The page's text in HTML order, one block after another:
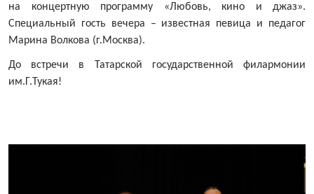
на концертную
программу «Любовь, кино и джаз».
Специальный гость вечера – известная певица и педагог
Марина Волкова (г.Москва).
До встречи в Татарской государственной филармонии
им.Г.Тукая!